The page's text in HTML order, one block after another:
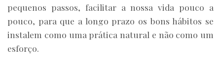
pequenos passos, facilitar a nossa vida pouco a
pouco, para que a longo prazo os bons hábitos se
instalem como uma prática natural e não como um
esforço.